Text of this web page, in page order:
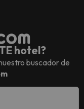
hotel?
buscador de